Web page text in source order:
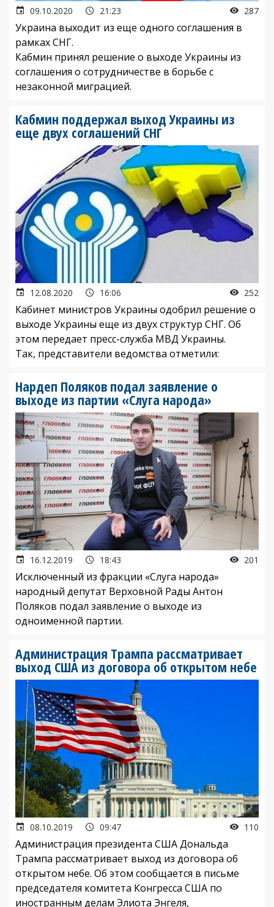
09.10.2020 21:23 287
Украина выходит из еще одного соглашения в
рамках СНГ.
Кабмин принял решение о выходе Украины из
соглашения о сотрудничестве в борьбе с
незаконной миграцией.
Кабмин поддержал выход Украины из
еще двух соглашений СНГ
12.08.2020 16:06 252
Кабинет министров Украины одобрил решение о
выходе Украины еще из двух структур СНГ. Об
этом передает пресс-служба МВД Украины.
Так, представители ведомства отметили:
Нардеп Поляков подал заявление о
выходе из партии «Слуга народа»
16.12.2019 18:43 201
Исключенный из фракции «Слуга народа»
народный депутат Верховной Рады Антон
Поляков подал заявление о выходе из
одноименной партии.
Администрация Трампа рассматривает
выход США из договора об открытом небе
08.10.2019 09:47 110
Администрация президента США Дональда
Трампа рассматривает выход из договора об
открытом небе. Об этом сообщается в письме
председателя комитета Конгресса США по
иностранным делам Элиота Энгеля,